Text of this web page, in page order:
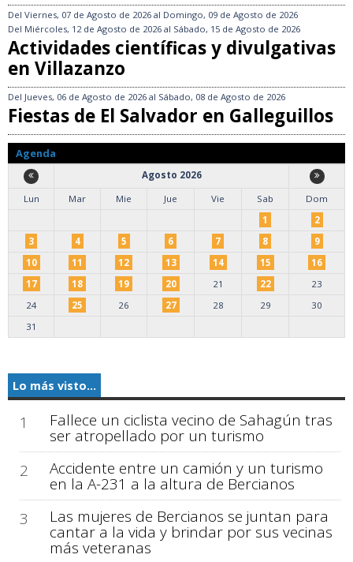
Del Viernes, 07 de Agosto de 2026 al Domingo, 09 de Agosto de 2026
Del Miércoles, 12 de Agosto de 2026 al Sábado, 15 de Agosto de 2026
Actividades científicas y divulgativas
en Villazanzo
Del Jueves, 06 de Agosto de 2026 al Sábado, 08 de Agosto de 2026
Fiestas de El Salvador en Galleguillos
Agenda
Agosto 2026
Lun
Mar Mie Jue Vie Sab
Dom
1
2
3
4 5 6 7 8
9
10
11 12 13 14 15
16
17
18 19 20 21 22
23
24
25 26 27 28 29
30
31
Lo más visto...
1 Fallece un ciclista vecino de Sahagún tras
ser atropellado por un turismo
2
Accidente entre un camión y un turismo
en la A-231 a la altura de Bercianos
3
Las mujeres de Bercianos se juntan para
cantar a la vida y brindar por sus vecinas
más veteranas